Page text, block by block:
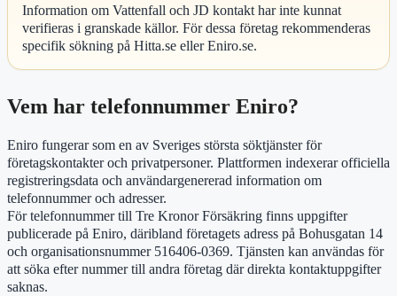
Information om Vattenfall och JD kontakt har inte kunnat
verifieras i granskade källor. För dessa företag rekommenderas
specifik sökning på Hitta.se eller Eniro.se.
Vem har telefonnummer Eniro?
Eniro fungerar som en av Sveriges största söktjänster för
företagskontakter och privatpersoner. Plattformen indexerar officiella
registreringsdata och användargenererad information om
telefonnummer och adresser.
För telefonnummer till Tre Kronor Försäkring finns uppgifter
publicerade på Eniro, däribland företagets adress på Bohusgatan 14
och organisationsnummer 516406-0369. Tjänsten kan användas för
att söka efter nummer till andra företag där direkta kontaktuppgifter
saknas.